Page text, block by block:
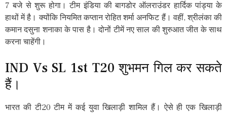
7 बजे से शुरू होगा। टीम इंडिया की बागडोर ऑलराउंडर हार्दिक पांड्या के
हाथों में है। क्योंकि नियमित कप्तान रोहित शर्मा अनफिट हैं। वहीं, श्रीलंका की
कमान दसुना शनाका के पास है। दोनों टीमें नए साल की शुरुआत जीत के साथ
करना चाहेंगी।
IND Vs SL 1st T20 शुभमन गिल कर सकते
हैं।
भारत की टी20 टीम में कई युवा खिलाड़ी शामिल हैं। ऐसे ही एक खिलाड़ी